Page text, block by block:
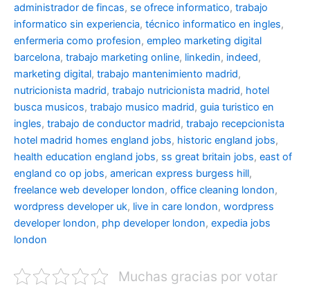
administrador de fincas, se ofrece informatico, trabajo
informatico sin experiencia, técnico informatico en ingles,
enfermeria como profesion, empleo marketing digital
barcelona, trabajo marketing online, linkedin, indeed,
marketing digital, trabajo mantenimiento madrid,
nutricionista madrid, trabajo nutricionista madrid, hotel
busca musicos, trabajo musico madrid, guia turistico en
ingles, trabajo de conductor madrid, trabajo recepcionista
hotel madrid homes england jobs, historic england jobs,
health education england jobs, ss great britain jobs, east of
england co op jobs, american express burgess hill,
freelance web developer london, office cleaning london,
wordpress developer uk, live in care london, wordpress
developer london, php developer london, expedia jobs
london
Muchas gracias por votar